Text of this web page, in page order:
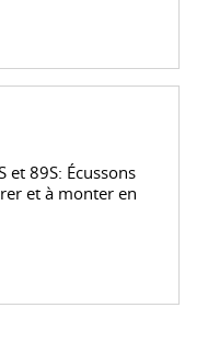
et 89S: Écussons
et à monter en